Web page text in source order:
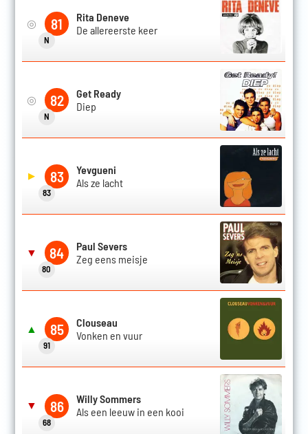
◎ 81
N
Rita Deneve
De allereerste keer
◎ 82
N
Get Ready
Diep
▶ 83
83
Yevgueni
Als ze lacht
▼ 84
80
Paul Severs
Zeg eens meisje
▲ 85
91
Clouseau
Vonken en vuur
▼ 86
68
Willy Sommers
Als een leeuw in een kooi